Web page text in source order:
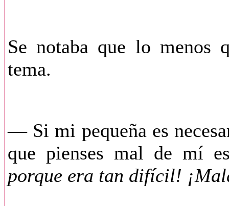
Se notaba que lo menos
tema.
— Si mi pequeña es
que pienses mal de
porque era tan difícil!